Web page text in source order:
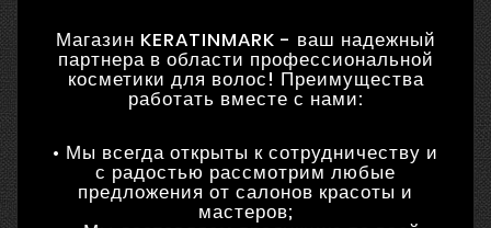
Магазин KERATINMARK - ваш надежный
партнера в области профессиональной
косметики для волос! Преимущества
работать вместе с нами:
• Мы всегда открыты к сотрудничеству и
с радостью рассмотрим любые
предложения от салонов красоты и
мастеров;